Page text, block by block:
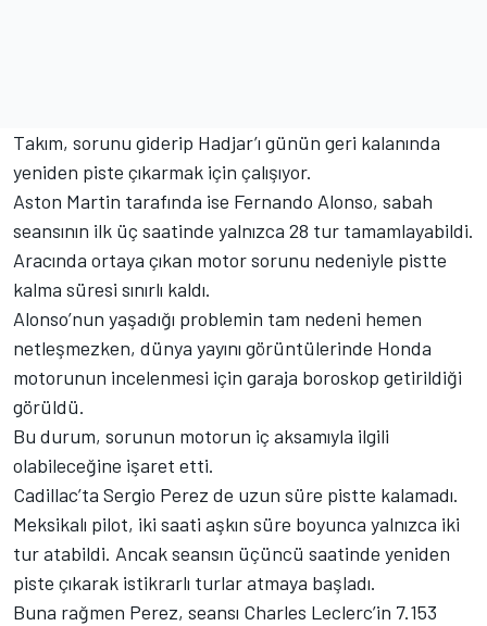
Takım, sorunu giderip Hadjar’ı günün geri kalanında
yeniden piste çıkarmak için çalışıyor.
Aston Martin tarafında ise Fernando Alonso, sabah
seansının ilk üç saatinde yalnızca 28 tur tamamlayabildi.
Aracında ortaya çıkan motor sorunu nedeniyle pistte
kalma süresi sınırlı kaldı.
Alonso’nun yaşadığı problemin tam nedeni hemen
netleşmezken, dünya yayını görüntülerinde Honda
motorunun incelenmesi için garaja boroskop getirildiği
görüldü.
Bu durum, sorunun motorun iç aksamıyla ilgili
olabileceğine işaret etti.
Cadillac’ta Sergio Perez de uzun süre pistte kalamadı.
Meksikalı pilot, iki saati aşkın süre boyunca yalnızca iki
tur atabildi. Ancak seansın üçüncü saatinde yeniden
piste çıkarak istikrarlı turlar atmaya başladı.
Buna rağmen Perez, seansı Charles Leclerc’in 7.153